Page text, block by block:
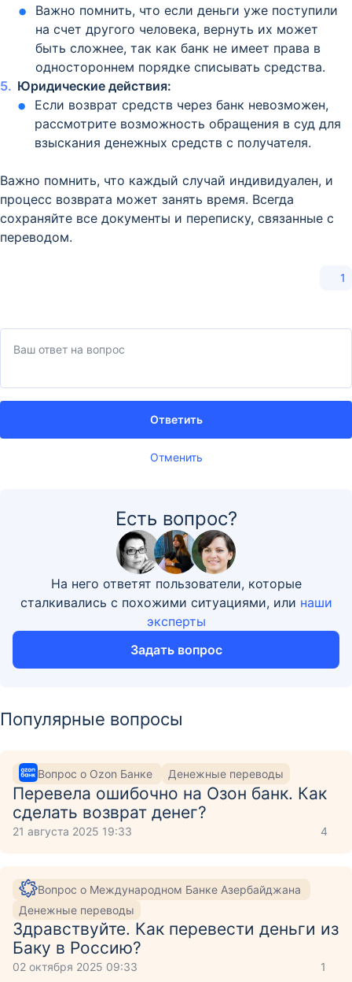
Важно помнить, что если деньги уже поступили
на счет другого человека, вернуть их может
быть сложнее, так как банк не имеет права в
одностороннем порядке списывать средства.
Юридические действия:
Если возврат средств через банк невозможен,
рассмотрите возможность обращения в суд для
взыскания денежных средств с получателя.
Важно помнить, что каждый случай индивидуален, и
процесс возврата может занять время. Всегда
сохраняйте все документы и переписку, связанные с
переводом.
1
Отменить
Ответить
Есть вопрос?
На него ответят пользователи, которые
сталкивались с похожими ситуациями, или наши
эксперты
Задать вопрос
Популярные вопросы
Вопрос о Ozon Банке Денежные переводы
Перевела ошибочно на Озон банк. Как
сделать возврат денег?
21 августа 2025 19:33 4
Вопрос о Международном Банке Азербайджана
Денежные переводы
Здравствуйте. Как перевести деньги из
Баку в Россию?
02 октября 2025 09:33 1